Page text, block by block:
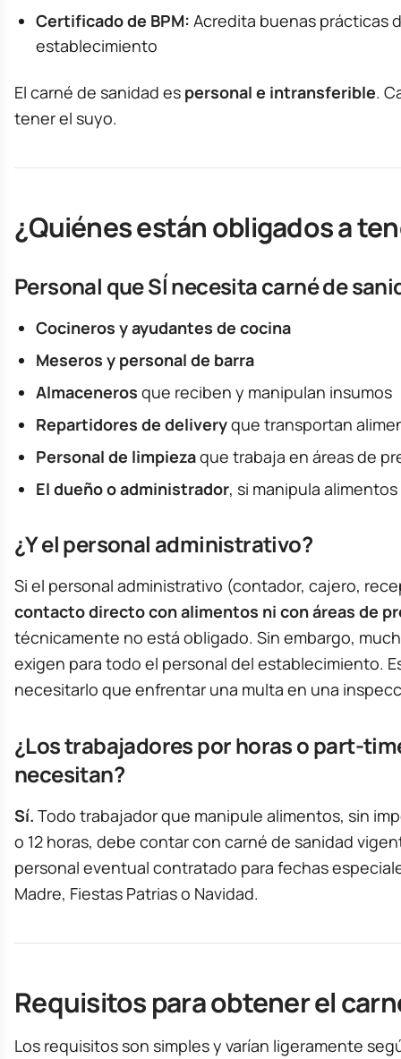
Certificado de BPM: Acredita buenas prácticas
establecimiento
El carné de sanidad es personal e intransferible.
tener el suyo.
¿Quiénes están obligados a
Personal que SÍ necesita carné de
Cocineros y ayudantes de cocina
Meseros y personal de barra
Almaceneros que reciben y manipulan insumos
Repartidores de deliveryque transportan
Personal de limpiezaque trabaja en áreas de
El dueño o administrador, si manipula
¿Y el personal administrativo?
Si el personal administrativo (contador, cajero,
contacto directo con alimentos ni con áreas de
técnicamente no está obligado. Sin embargo,
exigen para todo el personal del establecimiento.
necesitarlo que enfrentar una multa en una
¿Los trabajadores por horas o part-
necesitan?
Sí. Todo trabajador que manipule alimentos, sin
o 12 horas, debe contar con carné de sanidad
personal eventual contratado para fechas
Madre, Fiestas Patrias o Navidad.
Requisitos para obtener el
Los requisitos son simples y varían ligeramente